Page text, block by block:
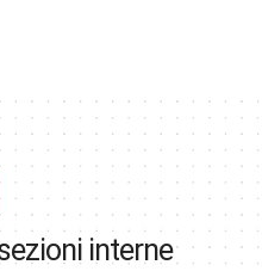
interne